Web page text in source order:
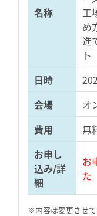
名称
工
め
進
ト
日時
会場
オ
費用
無
お申し
込み/詳
細
お
た
※内容は変更させて